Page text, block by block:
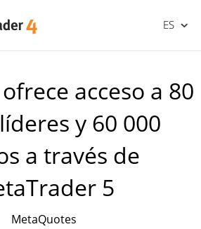
ES
acceso a 80
y 60 000
a través de
5
MetaQuotes